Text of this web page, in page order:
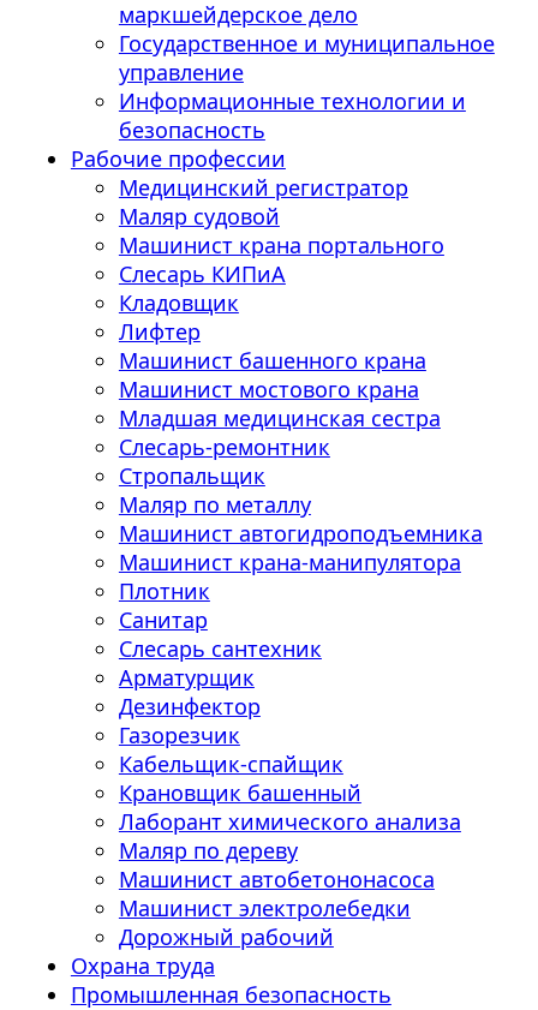
маркшейдерское дело
Государственное и муниципальное
управление
Информационные технологии и
безопасность
Рабочие профессии
Медицинский регистратор
Маляр судовой
Машинист крана портального
Слесарь КИПиА
Кладовщик
Лифтер
Машинист башенного крана
Машинист мостового крана
Младшая медицинская сестра
Слесарь-ремонтник
Стропальщик
Маляр по металлу
Машинист автогидроподъемника
Машинист крана-манипулятора
Плотник
Санитар
Слесарь сантехник
Арматурщик
Дезинфектор
Газорезчик
Кабельщик-спайщик
Крановщик башенный
Лаборант химического анализа
Маляр по дереву
Машинист автобетононасоса
Машинист электролебедки
Дорожный рабочий
Охрана труда
Промышленная безопасность